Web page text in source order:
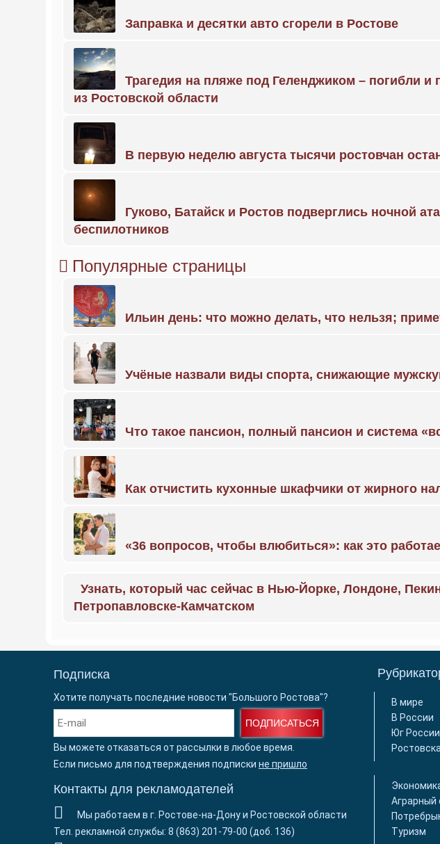
Заправка и десятки авто сгорели в Ростове
Трагедия на пляже под Геленджиком – погибли
из Ростовской области
В первую неделю августа тысячи ростовчан
Гуково, Батайск и Ростов подверглись ночной
беспилотников
Популярные страницы
Ильин день: что можно делать, что нельзя;
Учёные назвали виды спорта, снижающие
Что такое пансион, полный пансион и система
Как отчистить кухонные шкафчики от жирного
«36 вопросов, чтобы влюбиться»: как это
Узнать, который час сейчас в Нью-Йорке, Лондоне,
Петропавловске-Камчатском
Подписка
Хотите получать последние новости "Большого Ростова"?
ПОДПИСАТЬСЯ
Вы можете отказаться от рассылки в любое время.
Если письмо для подтверждения подписки не пришло
Контакты для рекламодателей
Мы работаем в г. Ростове-на-Дону и Ростовской области
Тел. рекламной службы: 8 (863) 201-79-00 (доб. 136)
В мире
В России
Юг России
Аграрный
Туризм